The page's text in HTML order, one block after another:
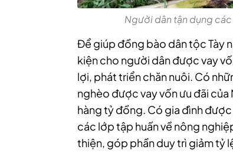
Người dân tận dụng
Để giúp đồng bào dân tộc Tày
kiện cho người dân được vay
lợi, phát triển chăn nuôi. Có
nghèo được vay vốn ưu đãi của
hàng tỷ đồng. Có gia đình
các lớp tập huấn về nông
thiện, góp phần duy trì giảm tỷ